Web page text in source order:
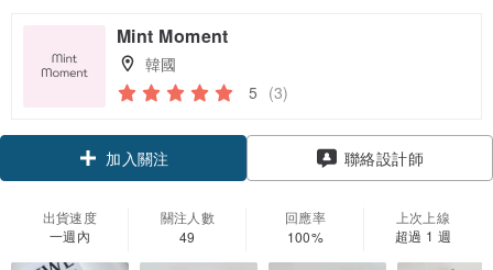
Mint Moment
韓國
5 (3)
加入關注 聯絡設計師
出貨速度
一週內
關注人數
49
回應率
100%
上次上線
超過 1 週